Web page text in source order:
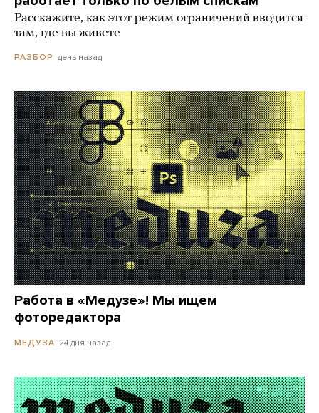
Расскажите, как этот режим ограничений вводится
там, где вы живете
РАЗБОР день назад
Работа в «Медузе»! Мы ищем
фоторедактора
МЕДУЗА 24 дня назад